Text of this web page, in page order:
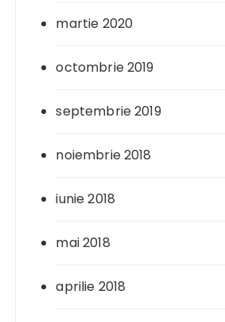
martie 2020
octombrie 2019
septembrie 2019
noiembrie 2018
iunie 2018
mai 2018
aprilie 2018